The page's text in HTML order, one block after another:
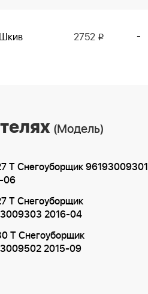
Шкив 2752 i -
(Модель)
T Снегоуборщик 96193009301
06
T Снегоуборщик
2016-04
T Снегоуборщик
2015-09